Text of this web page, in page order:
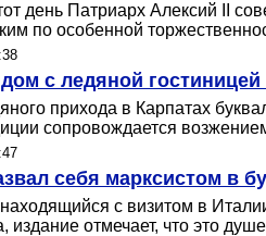
день Патриарх Алексий II
по особенной
с ледяной
прихода в Карпатах
сопровождается
себя марксистом в
с визитом в
издание отмечает, что это